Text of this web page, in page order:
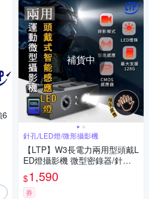
6
補貨中
針孔/LED燈/微形攝影機
【LTP】W3長電力兩用型頭戴L
ED燈攝影機 微型密錄器/針孔
攝影機/行車紀錄器(揮手感應式
LED燈)
$1,590
券